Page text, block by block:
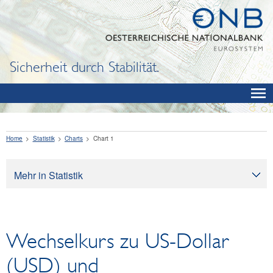
Sicherheit durch Stabilität.
Mehr in Statistik
Klassifikationen
Research Desk
Home Statistik Charts Chart 1
Wechselkurs zu US-Dollar
(USD) und